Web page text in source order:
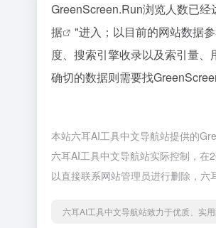
GreenScreen.Run浏览人数已
据
"进入；以目前的网站数据
度、搜索引擎收录以及索引量
确切的数据则需要找
本站六耳AI工具中文导航站提供的
六耳AI工具中文导航站实际控制，
以直接联系网站管理员进行删除，六
六耳AI工具中文导航站致力于优质、实